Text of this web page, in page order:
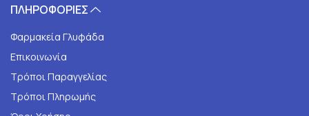
ΠΛΗΡΟΦΟΡΙΕΣ
Φαρμακεία Γλυφάδα
Επικοινωνία
Τρόποι Παραγγελίας
Τρόποι Πληρωμής